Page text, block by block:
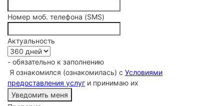
Номер моб. телефона (SMS)
Актуальность
- обязательно к заполнению
Я ознакомился (ознакомилась) с Условиями
предоставления услуг и принимаю их